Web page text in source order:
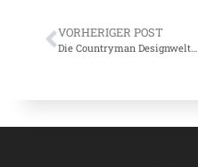
VORHERIGER POST
Die Countryman Designwelten